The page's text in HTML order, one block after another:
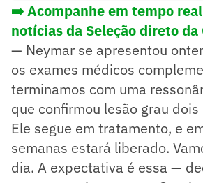
➡️ Acompanhe em tempo
notícias da Seleção direto da
— Neymar se apresentou
os exames médicos
terminamos com uma
que confirmou lesão grau
Ele segue em tratamento, e
semanas estará liberado.
dia. A expectativa é essa —